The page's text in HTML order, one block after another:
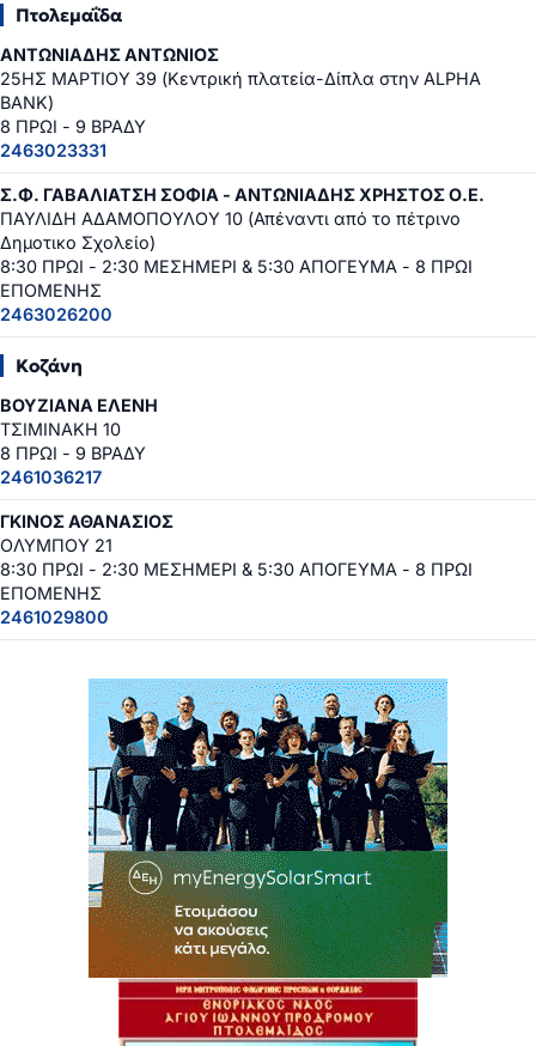
Πτολεμαΐδα
ΑΝΤΩΝΙΑΔΗΣ ΑΝΤΩΝΙΟΣ
25ΗΣ ΜΑΡΤΙΟΥ 39 (Κεντρική πλατεία-Δίπλα στην ALPHA
BANK)
8 ΠΡΩΙ - 9 ΒΡΑΔΥ
2463023331
Σ.Φ. ΓΑΒΑΛΙΑΤΣΗ ΣΟΦΙΑ - ΑΝΤΩΝΙΑΔΗΣ ΧΡΗΣΤΟΣ Ο.Ε.
ΠΑΥΛΙΔΗ ΑΔΑΜΟΠΟΥΛΟΥ 10 (Απέναντι από το πέτρινο
Δημοτικο Σχολείο)
8:30 ΠΡΩΙ - 2:30 ΜΕΣΗΜΕΡΙ & 5:30 ΑΠΟΓΕΥΜΑ - 8 ΠΡΩΙ
ΕΠΟΜΕΝΗΣ
2463026200
Κοζάνη
ΒΟΥΖΙΑΝΑ ΕΛΕΝΗ
ΤΣΙΜΙΝΑΚΗ 10
8 ΠΡΩΙ - 9 ΒΡΑΔΥ
2461036217
ΓΚΙΝΟΣ ΑΘΑΝΑΣΙΟΣ
ΟΛΥΜΠΟΥ 21
8:30 ΠΡΩΙ - 2:30 ΜΕΣΗΜΕΡΙ & 5:30 ΑΠΟΓΕΥΜΑ - 8 ΠΡΩΙ
ΕΠΟΜΕΝΗΣ
2461029800